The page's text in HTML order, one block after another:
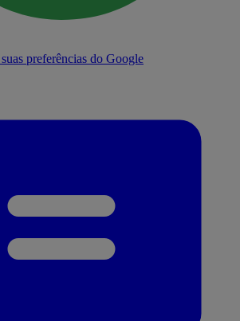
preferências do Google